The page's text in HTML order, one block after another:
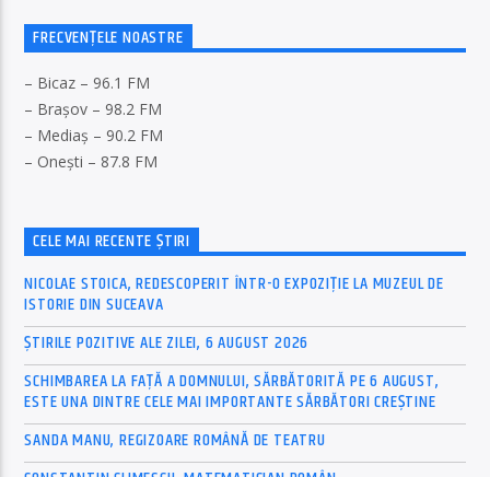
FRECVENȚELE NOASTRE
– Bicaz – 96.1 FM
– Brașov – 98.2 FM
– Mediaș – 90.2 FM
– Onești – 87.8 FM
CELE MAI RECENTE ȘTIRI
NICOLAE STOICA, REDESCOPERIT ÎNTR-O EXPOZIȚIE LA MUZEUL DE
ISTORIE DIN SUCEAVA
ȘTIRILE POZITIVE ALE ZILEI, 6 AUGUST 2026
SCHIMBAREA LA FAȚĂ A DOMNULUI, SĂRBĂTORITĂ PE 6 AUGUST,
ESTE UNA DINTRE CELE MAI IMPORTANTE SĂRBĂTORI CREȘTINE
SANDA MANU, REGIZOARE ROMÂNĂ DE TEATRU